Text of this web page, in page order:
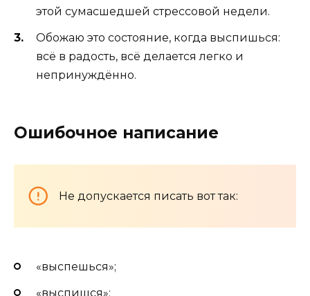
этой сумасшедшей стрессовой недели.
Обожаю это состояние, когда выспишься:
всё в радость, всё делается легко и
непринуждённо.
Ошибочное написание
Не допускается писать вот так:
«выспешься»;
«выспишся»;